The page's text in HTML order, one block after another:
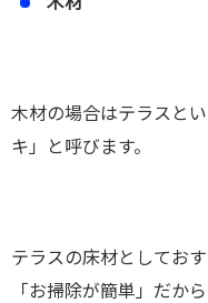
木材の場合はテラスと
キ」と呼びます。
テラスの床材としてお
「お掃除が簡単」だか